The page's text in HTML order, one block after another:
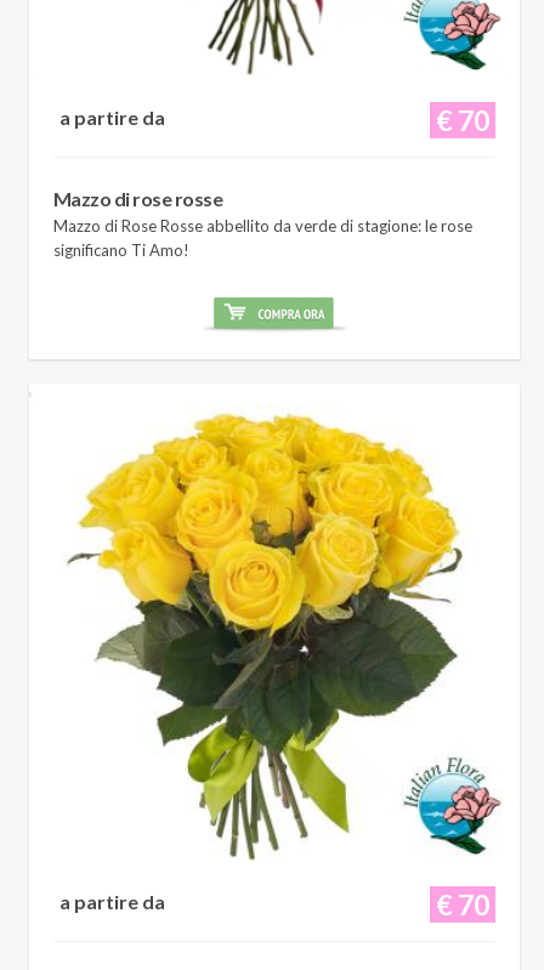
€ 70
a partire da
Mazzo di rose rosse
Mazzo di Rose Rosse abbellito da verde di stagione: le rose
significano Ti Amo!
€ 70
a partire da